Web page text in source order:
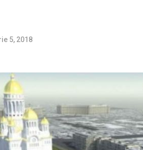
5, 2018